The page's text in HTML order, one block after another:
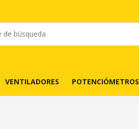
VENTILADORES POTENCIÓMETROS